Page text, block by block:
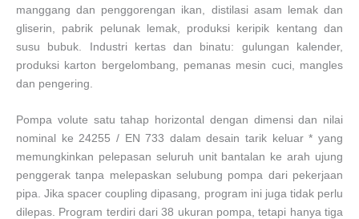
manggang dan penggorengan ikan, distilasi asam lemak dan
gliserin, pabrik pelunak lemak, produksi keripik kentang dan
susu bubuk. Industri kertas dan binatu: gulungan kalender,
produksi karton bergelombang, pemanas mesin cuci, mangles
dan pengering.
Pompa volute satu tahap horizontal dengan dimensi dan nilai
nominal ke 24255 / EN 733 dalam desain tarik keluar * yang
memungkinkan pelepasan seluruh unit bantalan ke arah ujung
penggerak tanpa melepaskan selubung pompa dari pekerjaan
pipa. Jika spacer coupling dipasang, program ini juga tidak perlu
dilepas. Program terdiri dari 38 ukuran pompa, tetapi hanya tiga